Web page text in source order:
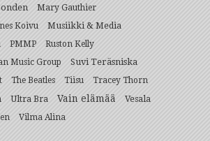
Mary Gauthier
Koivu
Musiikki & Media
PMMP
Ruston Kelly
Music Group
Suvi Teräsniska
The Beatles Tiisu
Tracey Thorn
Ultra Bra Vain elämää Vesala
Vilma Alina